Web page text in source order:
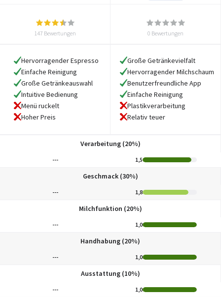
147 Bewertungen 0 Bewertungen
Hervorragender Espresso
Einfache Reinigung
Große Getränkeauswahl
Intuitive Bedienung
Menü ruckelt
Hoher Preis
Große Getränkevielfalt
Hervorragender Milchschaum
Benutzerfreundliche App
Einfache Reinigung
Plastikverarbeitung
Relativ teuer
Verarbeitung (20%)
--- 1,5
Geschmack (30%)
--- 1,8
Milchfunktion (20%)
--- 1,0
Handhabung (20%)
--- 1,0
Ausstattung (10%)
--- 1,0